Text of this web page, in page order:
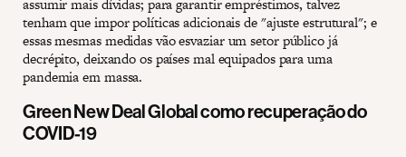
assumir mais dívidas; para garantir empréstimos, talvez
tenham que impor políticas adicionais de "ajuste estrutural"; e
essas mesmas medidas vão esvaziar um setor público já
decrépito, deixando os países mal equipados para uma
pandemia em massa.
Green New Deal Global como recuperação do
COVID-19